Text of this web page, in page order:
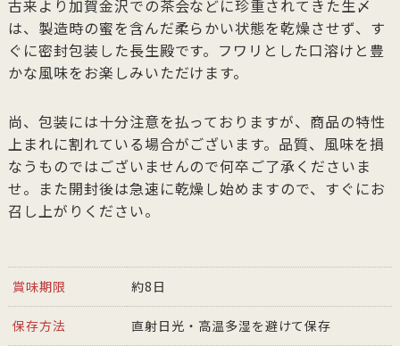
古来より加賀金沢での茶会などに珍重されてきた生〆
は、製造時の蜜を含んだ柔らかい状態を乾燥させず、す
ぐに密封包装した長生殿です。フワリとした口溶けと豊
かな風味をお楽しみいただけます。
尚、包装には十分注意を払っておりますが、商品の特性
上まれに割れている場合がございます。品質、風味を損
なうものではございませんので何卒ご了承くださいま
せ。また開封後は急速に乾燥し始めますので、すぐにお
召し上がりください。
賞味期限 約8日
保存方法 直射日光・高温多湿を避けて保存